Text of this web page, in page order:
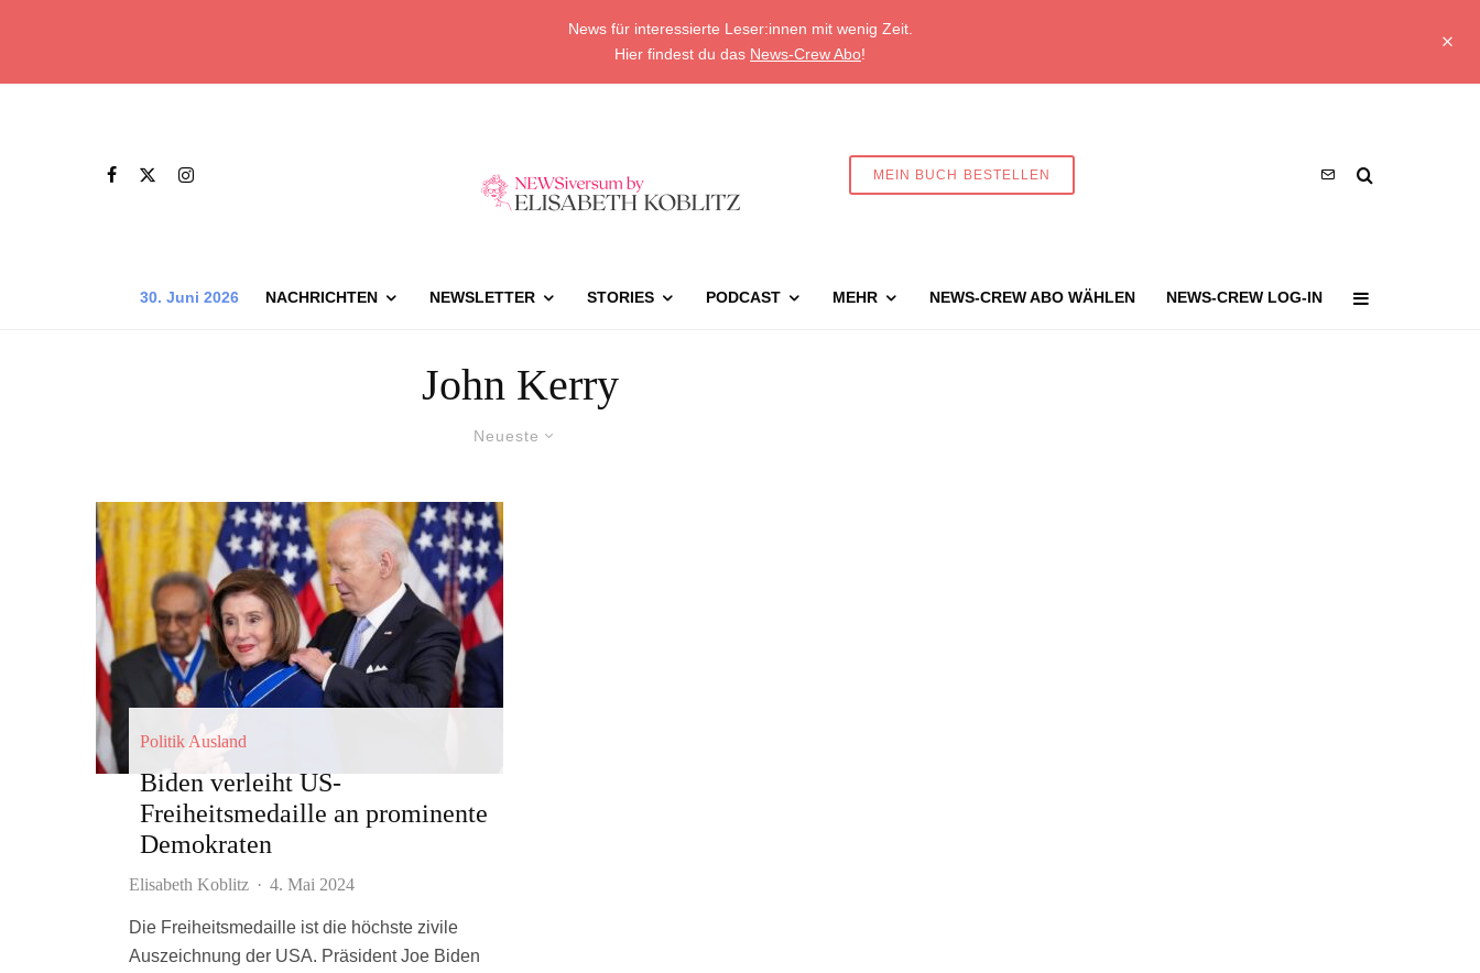
News für interessierte Leser:innen mit wenig Zeit.
Hier findest du das News-Crew Abo!
MEIN BUCH BESTELLEN
30. Juni 2026 NACHRICHTEN NEWSLETTER STORIES PODCAST MEHR NEWS-CREW ABO WÄHLEN NEWS-CREW LOG-IN
John Kerry
Neueste
Politik Ausland
Biden verleiht US-
Freiheitsmedaille an prominente
Demokraten
Elisabeth Koblitz · 4. Mai 2024
Die Freiheitsmedaille ist die höchste zivile
Auszeichnung der USA. Präsident Joe Biden